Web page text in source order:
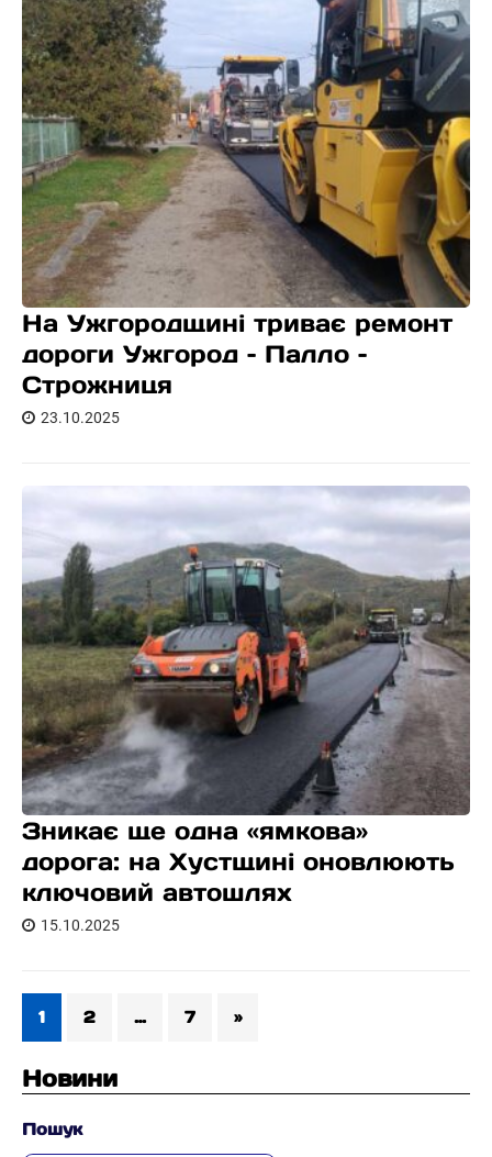
На Ужгородщині триває ремонт
дороги Ужгород – Палло –
Строжниця
23.10.2025
Зникає ще одна «ямкова»
дорога: на Хустщині оновлюють
ключовий автошлях
15.10.2025
1 2 … 7 »
Новини
Пошук